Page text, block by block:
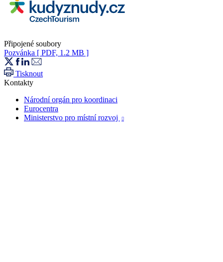
Připojené soubory
Pozvánka [ PDF, 1.2 MB ]
Tisknout
Kontakty
Národní orgán pro koordinaci
Eurocentra
Ministerstvo pro místní rozvoj
